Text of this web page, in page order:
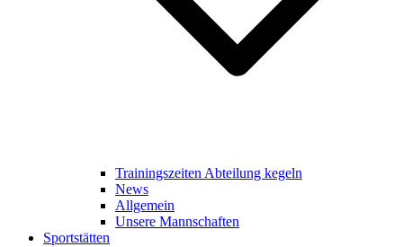
Trainingszeiten Abteilung kegeln
News
Allgemein
Unsere Mannschaften
Sportstätten